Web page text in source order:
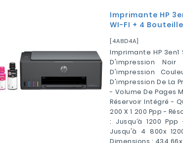
Imprimante HP
WI-FI + 4
[4A8D4A]
Imprimante HP 3en1
D'impression
D'impression
D'impression De La
- Volume De Pages
Réservoir Intégré -
200 X 1 200 Ppp -
: Jusqu’à 1200
Jusqu'à 4 800x
Dimensions : 434,66x